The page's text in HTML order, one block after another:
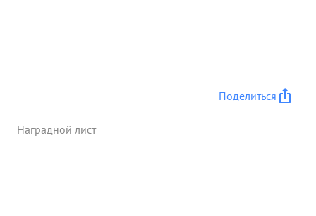
Поделиться
Наградной лист